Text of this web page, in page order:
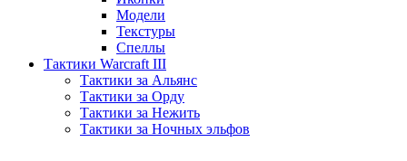
Модели
Текстуры
Спеллы
Тактики Warcraft III
Тактики за Альянс
Тактики за Орду
Тактики за Нежить
Тактики за Ночных эльфов